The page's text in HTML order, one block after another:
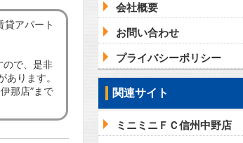
貸アパート
ので、是非
ります。
那店”まで
会社概要
お問い合わせ
プライバシーポリシー
関連サイト
ミニミニＦＣ信州中野店